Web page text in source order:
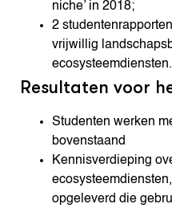
niche’ in 2018;
2
vrijwillig
ecosysteemdiensten.
Resultaten voor
Studenten werken
bovenstaand
Kennisverdieping
opgeleverd die